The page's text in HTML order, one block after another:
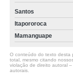
Santos
Itapororoca
Mamanguape
O conteúdo do texto desta
total, mesmo citando
violação de direito autoral
autorais